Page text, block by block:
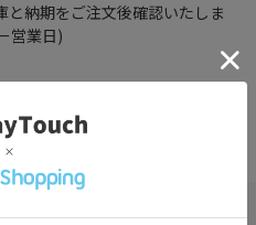
納期をご注文後確認いたしま
営業日)